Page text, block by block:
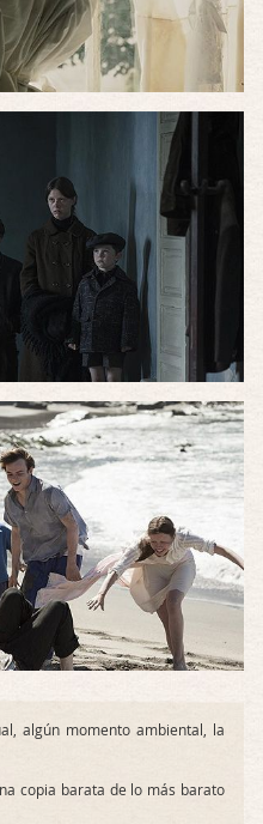
algún momento ambiental, la
copia barata de lo más barato